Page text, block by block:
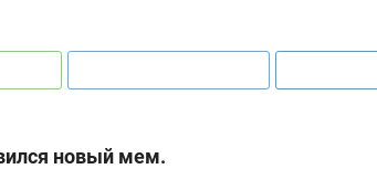
новый мем.